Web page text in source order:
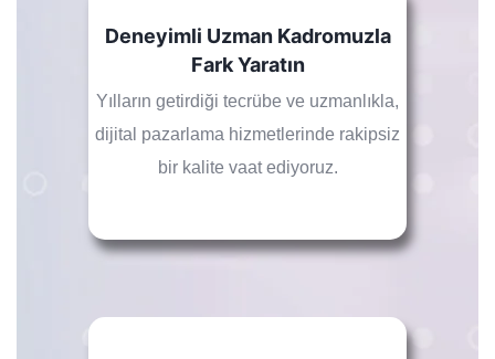
Deneyimli Uzman Kadromuzla
Fark Yaratın
Yılların getirdiği tecrübe ve uzmanlıkla,
dijital pazarlama hizmetlerinde rakipsiz
bir kalite vaat ediyoruz.